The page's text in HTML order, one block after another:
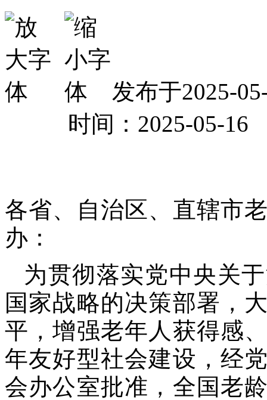
发布于2025-
时间：2025-05-
各省、自治区、直辖市
办：
为贯彻落实党中央关
国家战略的决策部署，
平，增强老年人获得感
年友好型社会建设，经
会办公室批准，全国老